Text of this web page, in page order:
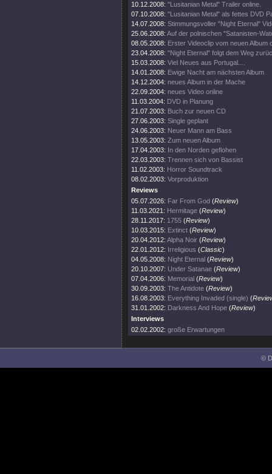
10.12.2008: "Lusitanian Metal" Trailer online.
07.10.2008: "Lusitanian Metal" als fettes DVD
14.07.2008: Stimmungsvoller "Night Eternal"
25.06.2008: Auf der polnischen "Satanisten-
08.05.2008: Erster Videoclip vom neuen Album
23.04.2008: "Night Eternal" folgt dem Weg
15.03.2008: Viel Neues aus Portugal....
14.01.2008: Ewige Nacht am nächsten Album
14.12.2004: neues Album in der Mache
22.09.2004: neues Video online
11.03.2004: DVD in Planung
21.07.2003: Buch zur neuen CD
27.06.2003: Single geplant
24.06.2003: Neuer Mann am Bass
13.05.2003: Zum neuen Album
17.04.2003: In den Norden geflohen
22.03.2003: Trennen sich von Bassist
11.02.2003: Horror Soundtrack
08.02.2003: Vorproduktion
Reviews
05.07.2026: Far From God (Review)
11.03.2021: Hermitage (Review)
28.11.2017: 1755 (Review)
10.03.2015: Extinct (Review)
20.04.2012: Alpha Noir (Review)
22.01.2012: Irreligious (Classic)
04.05.2008: Night Eternal (Review)
20.10.2007: Under Satanae (Review)
07.04.2006: Memorial (Review)
30.09.2003: The Antidote (Review)
16.08.2003: Everything Invaded (single) (
31.01.2002: Darkness And Hope (Review)
Interviews
02.02.2002: große Erwartungen
©